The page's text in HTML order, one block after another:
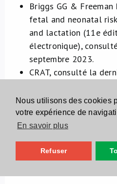
Nous utilisons des cookies
votre expérience de
En savoir plus
Refuser
Briggs GG &
fetal and neonatal
and lactation (11e
électronique),
septembre 2023.
CRAT, consulté la
Sources spécifiques